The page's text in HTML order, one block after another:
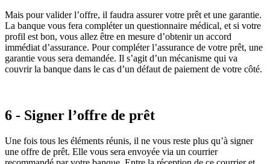
Mais pour valider l’offre, il faudra assurer votre prêt et une garantie.
La banque vous fera compléter un questionnaire médical, et si votre
profil est bon, vous allez être en mesure d’obtenir un accord
immédiat d’assurance. Pour compléter l’assurance de votre prêt, une
garantie vous sera demandée. Il s’agit d’un mécanisme qui va
couvrir la banque dans le cas d’un défaut de paiement de votre côté.
6 - Signer l’offre de prêt
Une fois tous les éléments réunis, il ne vous reste plus qu’à signer
une offre de prêt. Elle vous sera envoyée via un courrier